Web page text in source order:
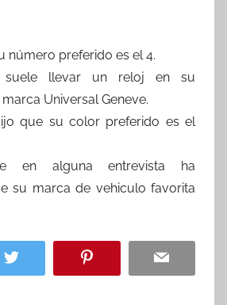
número preferido es el 4.
suele llevar un reloj en su
Universal Geneve.
que su color preferido es el
en alguna entrevista ha
su marca de vehiculo favorita